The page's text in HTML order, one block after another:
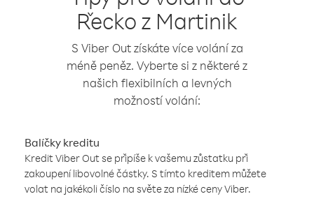
Řecko z Martinik
S Viber Out získáte více volání za
méně peněz. Vyberte si z některé z
našich flexibilních a levných
možností volání:
Balíčky kreditu
Kredit Viber Out se připíše k vašemu zůstatku při
zakoupení libovolné částky. S tímto kreditem můžete
volat na jakékoli číslo na světe za nízké ceny Viber.